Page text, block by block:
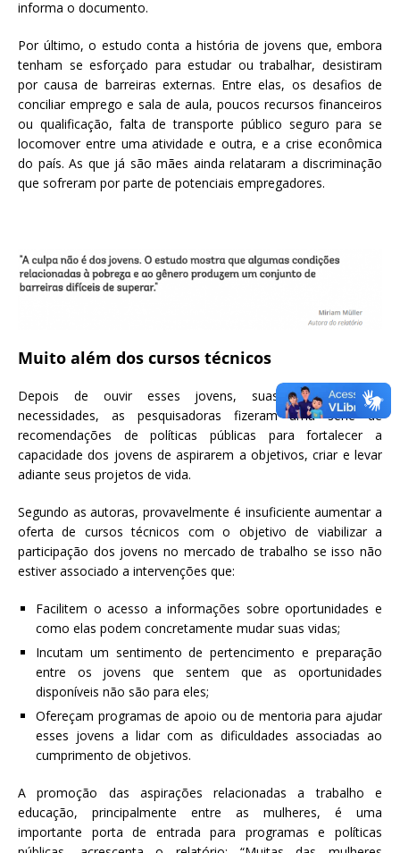
informa o documento.
Por último, o estudo conta a história de jovens que, embora
tenham se esforçado para estudar ou trabalhar, desistiram
por causa de barreiras externas. Entre elas, os desafios de
conciliar emprego e sala de aula, poucos recursos financeiros
ou qualificação, falta de transporte público seguro para se
locomover entre uma atividade e outra, e a crise econômica
do país. As que já são mães ainda relataram a discriminação
que sofreram por parte de potenciais empregadores.
Muito além dos cursos técnicos
Depois de ouvir esses jovens, suas frustrações e
necessidades, as pesquisadoras fizeram uma série de
recomendações de políticas públicas para fortalecer a
capacidade dos jovens de aspirarem a objetivos, criar e levar
adiante seus projetos de vida.
Segundo as autoras, provavelmente é insuficiente aumentar a
oferta de cursos técnicos com o objetivo de viabilizar a
participação dos jovens no mercado de trabalho se isso não
estiver associado a intervenções que:
Facilitem o acesso a informações sobre oportunidades e
como elas podem concretamente mudar suas vidas;
Incutam um sentimento de pertencimento e preparação
entre os jovens que sentem que as oportunidades
disponíveis não são para eles;
Ofereçam programas de apoio ou de mentoria para ajudar
esses jovens a lidar com as dificuldades associadas ao
cumprimento de objetivos.
A promoção das aspirações relacionadas a trabalho e
educação, principalmente entre as mulheres, é uma
importante porta de entrada para programas e políticas